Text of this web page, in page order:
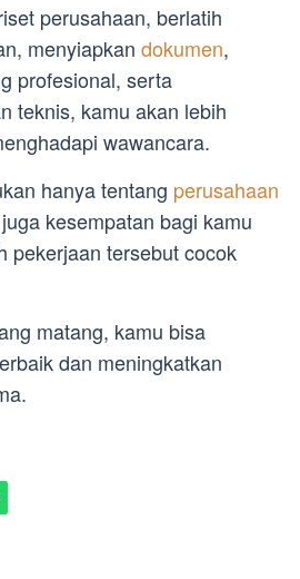
perusahaan, berlatih
menyiapkan dokumen,
profesional, serta
teknis, kamu akan lebih
wawancara.
hanya tentang perusahaan
kesempatan bagi kamu
pekerjaan tersebut cocok
matang, kamu bisa
dan meningkatkan